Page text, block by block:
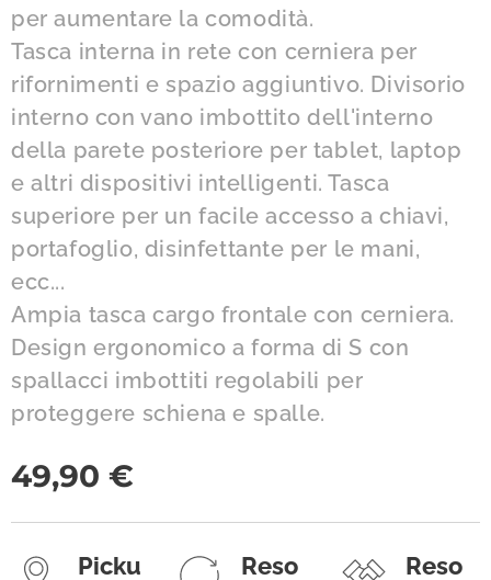
per aumentare la comodità.
Tasca interna in rete con cerniera per
rifornimenti e spazio aggiuntivo. Divisorio
interno con vano imbottito dell'interno
della parete posteriore per tablet, laptop
e altri dispositivi intelligenti. Tasca
superiore per un facile accesso a chiavi,
portafoglio, disinfettante per le mani,
ecc...
Ampia tasca cargo frontale con cerniera.
Design ergonomico a forma di S con
spallacci imbottiti regolabili per
proteggere schiena e spalle.
49,90 €
Picku
Reso
Reso